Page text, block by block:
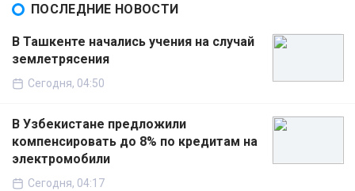
ПОСЛЕДНИЕ НОВОСТИ
В Ташкенте начались учения на случай
землетрясения
Сегодня, 04:50
В Узбекистане предложили
компенсировать до 8% по кредитам на
электромобили
Сегодня, 04:17